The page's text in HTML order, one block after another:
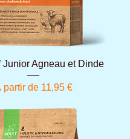
Junior Agneau et Dinde
partir de 11,95 €
promotionnel